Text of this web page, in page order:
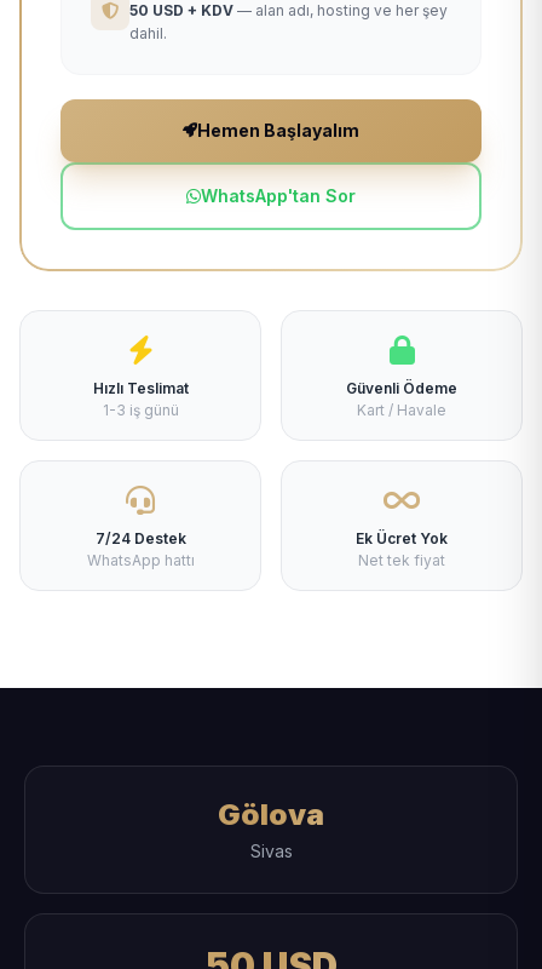
50 USD + KDV — alan adı, hosting ve her şey
dahil.
Hemen Başlayalım
WhatsApp'tan Sor
Hızlı Teslimat
1-3 iş günü
Güvenli Ödeme
Kart / Havale
7/24 Destek
WhatsApp hattı
Ek Ücret Yok
Net tek fiyat
Gölova
Sivas